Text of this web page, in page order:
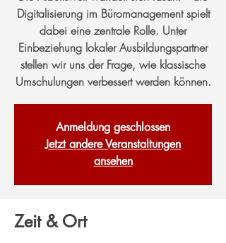
Digitalisierung im Büromanagement spielt
dabei eine zentrale Rolle. Unter
Einbeziehung lokaler Ausbildungspartner
stellen wir uns der Frage, wie klassische
Umschulungen verbessert werden können.
Anmeldung geschlossen
Jetzt andere Veranstaltungen
ansehen
Zeit & Ort